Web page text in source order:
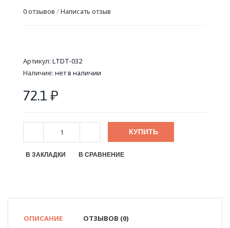
0 отзывов /Написать отзыв
Артикул: LTDT-032
Наличие: нет в наличии
72.1 ₽
КУПИТЬ
В ЗАКЛАДКИ В СРАВНЕНИЕ
ОПИСАНИЕ ОТЗЫВОВ (0)